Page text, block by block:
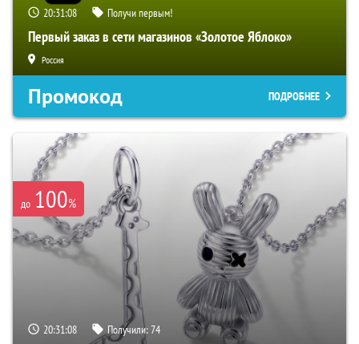
20:31:07 Получи первым!
Первый заказ в сети магазинов «Золотое Яблоко»
Россия
Промокод ПОДРОБНЕЕ
до 100%
20:31:07 Получили:74